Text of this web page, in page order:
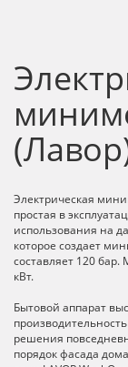
Электрическая
простая в
использования на
которое создает
составляет 120 бар.
кВт.
Бытовой аппарат
решения
порядок фасада